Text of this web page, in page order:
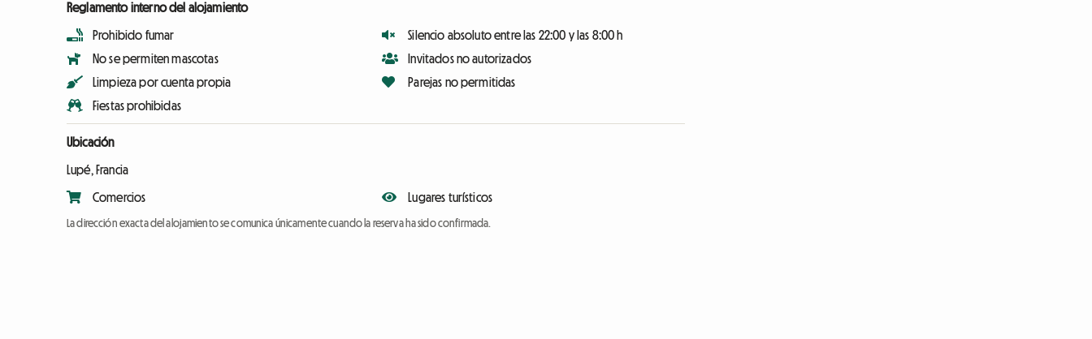
Reglamento interno del alojamiento
Prohibido fumar
No se permiten mascotas
Limpieza por cuenta propia
Fiestas prohibidas
Silencio absoluto entre las 22:00 y las 8:00 h
Invitados no autorizados
Parejas no permitidas
Ubicación
Lupé, Francia
Comercios Lugares turísticos
La dirección exacta del alojamiento se comunica únicamente cuando la reserva ha sido confirmada.